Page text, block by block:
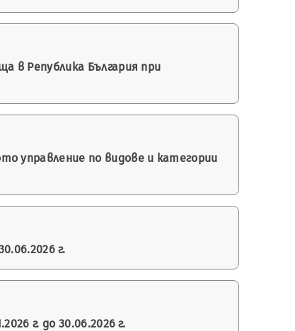
в Република България при
управление по видове и категории
г.
г. до 30.06.2026 г.